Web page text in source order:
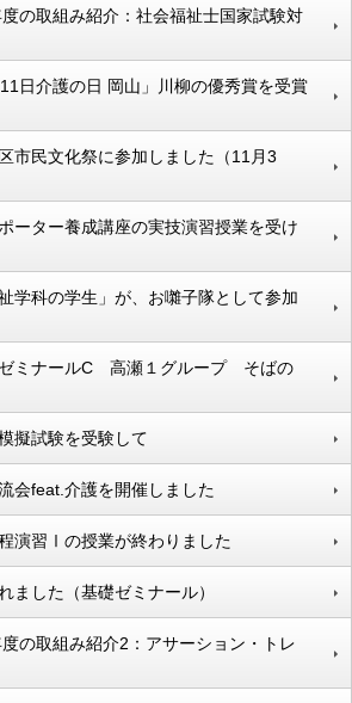
の取組み紹介：社会福祉士国家試験対
日介護の日 岡山」川柳の優秀賞を受賞
市民文化祭に参加しました（11月3
ーター養成講座の実技演習授業を受け
学科の学生」が、お囃子隊として参加
ゼミナールC 高瀬１グループ そばの
擬試験を受験して
会feat.介護を開催しました
演習Ⅰの授業が終わりました
ました（基礎ゼミナール）
の取組み紹介2：アサーション・トレ